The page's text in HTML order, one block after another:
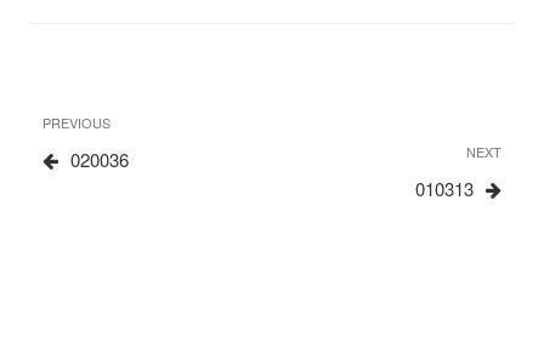
文
章
Previous
Post
PREVIOUS
020036
Next
Post
NEXT
010313